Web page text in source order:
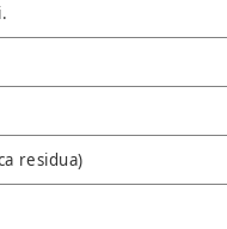
residua)